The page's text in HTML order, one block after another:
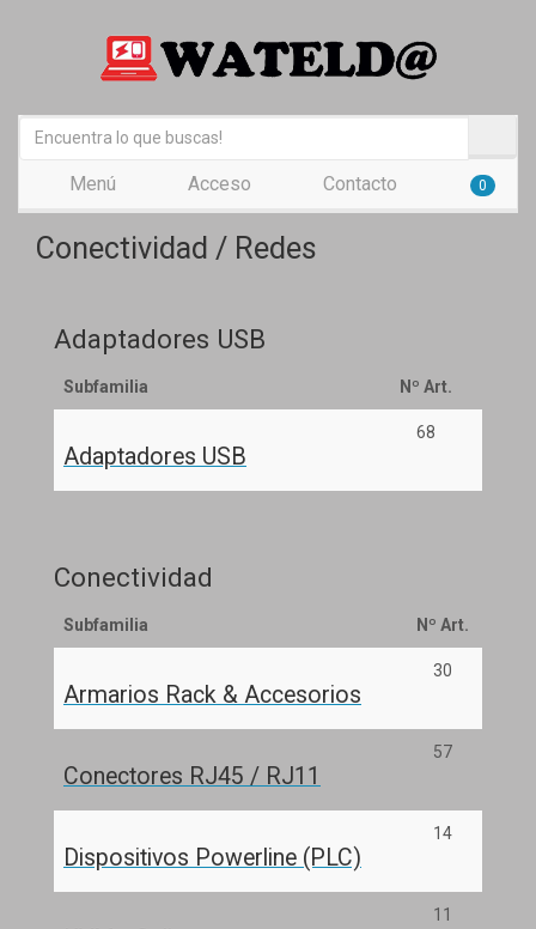
Menú Acceso Contacto 0
Conectividad / Redes
Adaptadores USB
Subfamilia Nº Art.
Adaptadores USB
68
Conectividad
Subfamilia Nº Art.
Armarios Rack & Accesorios
30
Conectores RJ45 / RJ11
57
Dispositivos Powerline (PLC)
14
11